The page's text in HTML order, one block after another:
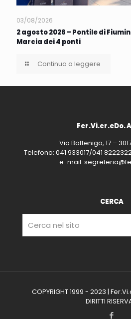
03/08/2026
2 agosto 2026 – Pontile di
Marcia dei 4 ponti
Continua a leggere
Fer.Vi.cr.eDo.
Via Bottenigo, 17 –
Telefono: 041 933017/041
e-mail:
CERCA
COPYRIGHT 1999 - 2023 |
DIRITTI